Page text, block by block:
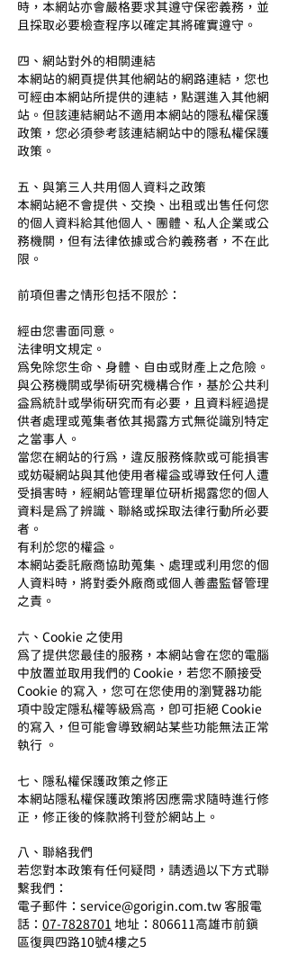
時，本網站亦會嚴格要求其遵守保密義務，並
且採取必要檢查程序以確定其將確實遵守。
四、網站對外的相關連結
本網站的網頁提供其他網站的網路連結，您也
可經由本網站所提供的連結，點選進入其他網
站。但該連結網站不適用本網站的隱私權保護
政策，您必須參考該連結網站中的隱私權保護
政策。
五、與第三人共用個人資料之政策
本網站絕不會提供、交換、出租或出售任何您
的個人資料給其他個人、團體、私人企業或公
務機關，但有法律依據或合約義務者，不在此
限。
前項但書之情形包括不限於：
經由您書面同意。
法律明文規定。
為免除您生命、身體、自由或財產上之危險。
與公務機關或學術研究機構合作，基於公共利
益為統計或學術研究而有必要，且資料經過提
供者處理或蒐集者依其揭露方式無從識別特定
之當事人。
當您在網站的行為，違反服務條款或可能損害
或妨礙網站與其他使用者權益或導致任何人遭
受損害時，經網站管理單位研析揭露您的個人
資料是為了辨識、聯絡或採取法律行動所必要
者。
有利於您的權益。
本網站委託廠商協助蒐集、處理或利用您的個
人資料時，將對委外廠商或個人善盡監督管理
之責。
六、Cookie 之使用
為了提供您最佳的服務，本網站會在您的電腦
中放置並取用我們的 Cookie，若您不願接受
Cookie 的寫入，您可在您使用的瀏覽器功能
項中設定隱私權等級為高，即可拒絕 Cookie
的寫入，但可能會導致網站某些功能無法正常
執行 。
七、隱私權保護政策之修正
本網站隱私權保護政策將因應需求隨時進行修
正，修正後的條款將刊登於網站上。
八、聯絡我們
若您對本政策有任何疑問，請透過以下方式聯
繫我們：
電子郵件： service@gorigin.com.tw 客服電
話： 07-7828701 地址：806611高雄市前鎮
區復興四路10號4樓之5